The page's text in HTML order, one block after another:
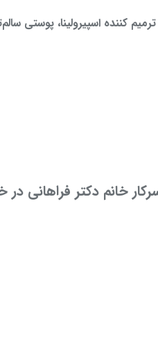
کننده اسپیرولینا، پوستی
خانم دکتر فراهانی در